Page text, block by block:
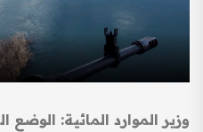
وزير الموارد المائية: